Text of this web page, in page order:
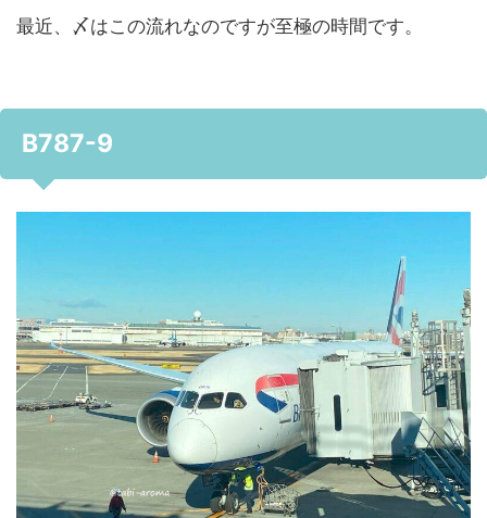
最近、〆はこの流れなのですが至極の時間です。
B787-9